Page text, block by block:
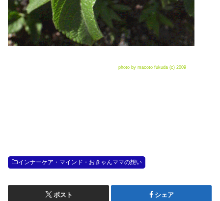
photo by macoto fukuda (c) 2009
インナーケア・マインド・おきゃんママの想い
ポスト シェア